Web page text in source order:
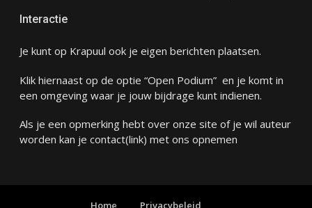
Interactie
Je kunt op Krapuul ook je eigen berichten plaatsen.
Klik hiernaast op de optie “Open Podium” en je komt in
een omgeving waar je jouw bijdrage kunt indienen.
Als je een opmerking hebt over onze site of je wil auteur
worden kan je contact(link) met ons opnemen
Home Privacybeleid